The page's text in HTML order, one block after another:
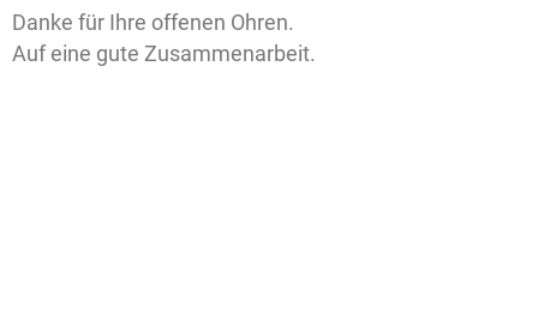
Danke für Ihre offenen Ohren.
Auf eine gute Zusammenarbeit.